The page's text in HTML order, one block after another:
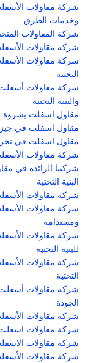
شركة مقاولات
وخدمات الطرق
شركة المقاولات
شركة مقاولات
شركة مقاولات
التحتية
شركة مقاولات أسفلت
والبنية التحتية
مقاول اسفلت بشروة
مقاول اسفلت في
مقاول اسفلت في
شركة مقاولات
شركتنا الرائدة في
البنية التحتية
شركة مقاولات
شركة مقاولات
ومستدامة
شركة مقاولات
للبنية التحتية
شركة مقاولات
التحتية
شركة مقاولات
الجودة
شركة مقاولات
شركة مقاولات
شركة مقاولات
شركة مقاولات